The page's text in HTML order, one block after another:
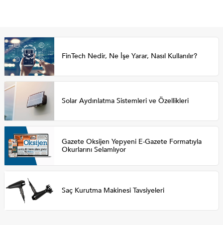
FinTech Nedir, Ne İşe Yarar, Nasıl Kullanılır?
Solar Aydınlatma Sistemleri ve Özellikleri
Gazete Oksijen Yepyeni E-Gazete Formatıyla
Okurlarını Selamlıyor
Saç Kurutma Makinesi Tavsiyeleri